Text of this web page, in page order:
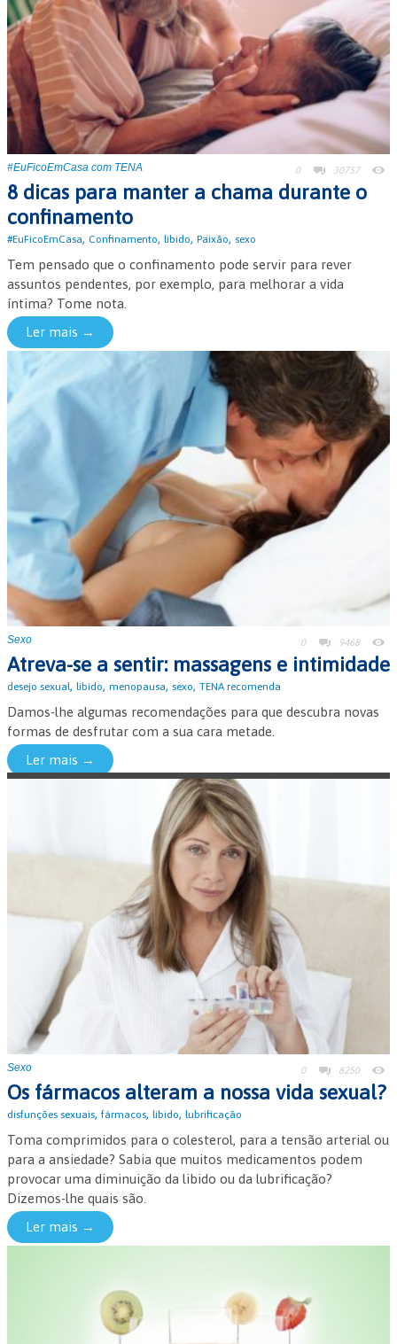
#EuFicoEmCasa com TENA 0 30757
8 dicas para manter a chama durante o
confinamento
#EuFicoEmCasa, Confinamento, libido, Paixão, sexo
Tem pensado que o confinamento pode servir para rever
assuntos pendentes, por exemplo, para melhorar a vida
íntima? Tome nota.
Ler mais →
Sexo 0 9468
Atreva-se a sentir: massagens e intimidade
desejo sexual, libido, menopausa, sexo, TENA recomenda
Damos-lhe algumas recomendações para que descubra novas
formas de desfrutar com a sua cara metade.
Ler mais →
Sexo 0 8250
Os fármacos alteram a nossa vida sexual?
disfunções sexuais, fármacos, libido, lubrificação
Toma comprimidos para o colesterol, para a tensão arterial ou
para a ansiedade? Sabia que muitos medicamentos podem
provocar uma diminuição da libido ou da lubrificação?
Dizemos-lhe quais são.
Ler mais →